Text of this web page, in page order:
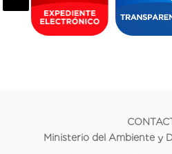
Ministerio del Ambiente y